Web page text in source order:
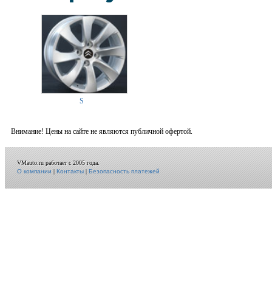
S
Внимание! Цены на сайте не являются публичной офертой.
VMauto.ru работает с 2005 года.
О компании|Контакты|Безопасность платежей